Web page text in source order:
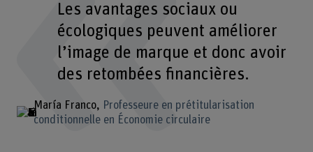
Les avantages sociaux ou
écologiques peuvent améliorer
l’image de marque et donc avoir
des retombées financières.
María Franco
Professeure en prétitularisation
conditionnelle en Économie circulaire